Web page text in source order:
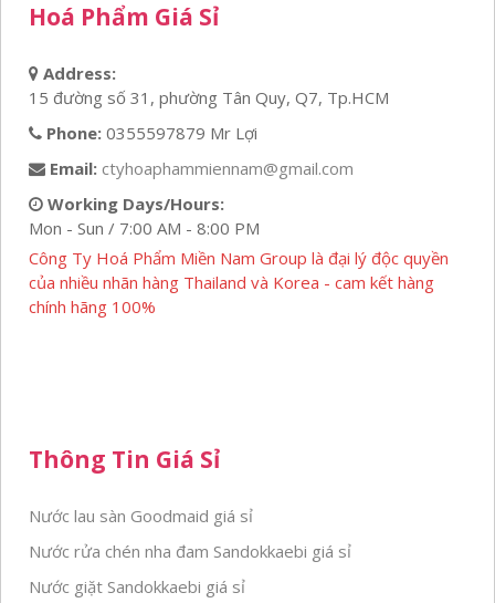
Hoá Phẩm Giá Sỉ
Address:
15 đường số 31, phường Tân Quy, Q7, Tp.HCM
Phone: 0355597879 Mr Lợi
Email: ctyhoaphammiennam@gmail.com
Working Days/Hours:
Mon - Sun / 7:00 AM - 8:00 PM
Công Ty Hoá Phẩm Miền Nam Group là đại lý độc quyền
của nhiều nhãn hàng Thailand và Korea - cam kết hàng
chính hãng 100%
Thông Tin Giá Sỉ
Nước lau sàn Goodmaid giá sỉ
Nước rửa chén nha đam Sandokkaebi giá sỉ
Nước giặt Sandokkaebi giá sỉ